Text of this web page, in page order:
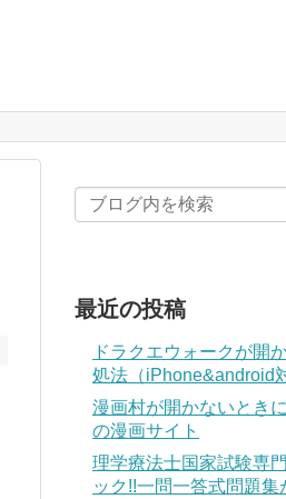
最近の投稿
ドラクエウォークが開
処法（iPhone&android
漫画村が開かないとき
の漫画サイト
理学療法士国家試験専
ック!!一問一答式問題集